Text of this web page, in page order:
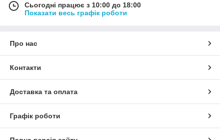
Сьогодні працює з 10:00 до 18:00
Показати весь графік роботи
Про нас
Контакти
Доставка та оплата
Графік роботи